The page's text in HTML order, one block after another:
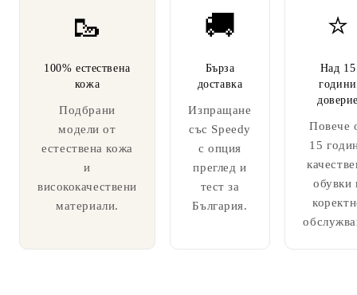
🥾
100% естествена
кожа
Подбрани
модели от
естествена кожа
и
висококачествени
материали.
🚚
Бърза
доставка
Изпращане
със Speedy
с опция
преглед и
тест за
България.
⭐
Над 15
години
Повече
15
обувки